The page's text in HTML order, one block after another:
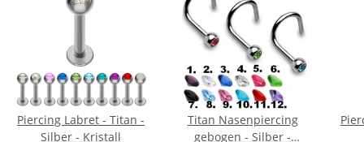
Piercing Labret - Titan -
Silber - Kristall
Titan Nasenpiercing
gebogen - Silber -